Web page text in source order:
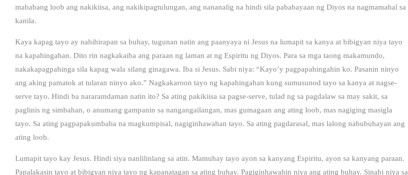
mababang loob ang nakikiisa, ang nakikipagtulungan, ang nananalig na hindi sila pababayaan ng Diyos na nagmamahal sa
kanila.
Kaya kapag tayo ay nahihirapan sa buhay, tugunan natin ang paanyaya ni Jesus na lumapit sa kanya at bibigyan niya tayo
na kapahingahan. Dito rin nagkakaiba ang paraan ng laman at ng Espiritu ng Diyos. Para sa mga taong makamundo,
nakakapagpahinga sila kapag wala silang ginagawa. Iba si Jesus. Sabi niya: “Kayo’y pagpapahingahin ko. Pasanin ninyo
ang aking pamatok at tularan ninyo ako.” Nagkakaroon tayo ng kapahingahan kung sumusunod tayo sa kanya at nagse-
serve tayo. Hindi ba nararamdaman natin ito? Sa ating pakikiisa sa pagse-serve, tulad ng sa pagdalaw sa may sakit, sa
paglinis ng simbahan, o anumang gampanin sa nangangailangan, mas gumagaan ang ating loob, mas nagiging masigla
tayo. Sa ating pagpapakumbaba na magkumpisal, nagiginhawahan tayo. Sa ating pagdarasal, mas lalong nabubuhayan ang
ating loob.
Lumapit tayo kay Jesus. Hindi siya nanlilinlang sa atin. Mamuhay tayo ayon sa kanyang Espiritu, ayon sa kanyang paraan.
Papalakasin tayo at bibigyan niya tayo ng kapanatagan sa ating buhay. Pagiginhawahin niya ang ating buhay. Sinabi niya sa